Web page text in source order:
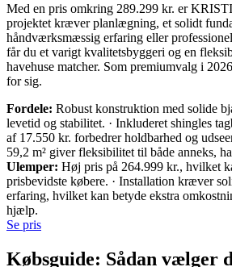
Med en pris omkring 289.299 kr. er
projektet kræver planlægning, et solidt
håndværksmæssig erfaring eller
får du et varigt kvalitetsbyggeri og en
havehuse matcher. Som premiumvalg i
for sig.
Fordele: Robust konstruktion med solide
levetid og stabilitet. · Inkluderet shingles
af 17.550 kr. forbedrer holdbarhed og
59,2 m² giver fleksibilitet til både anneks,
Ulemper: Høj pris på 264.999 kr., hvilket
prisbevidste købere. · Installation kræver
erfaring, hvilket kan betyde ekstra
hjælp.
Se pris
Købsguide: Sådan vælger